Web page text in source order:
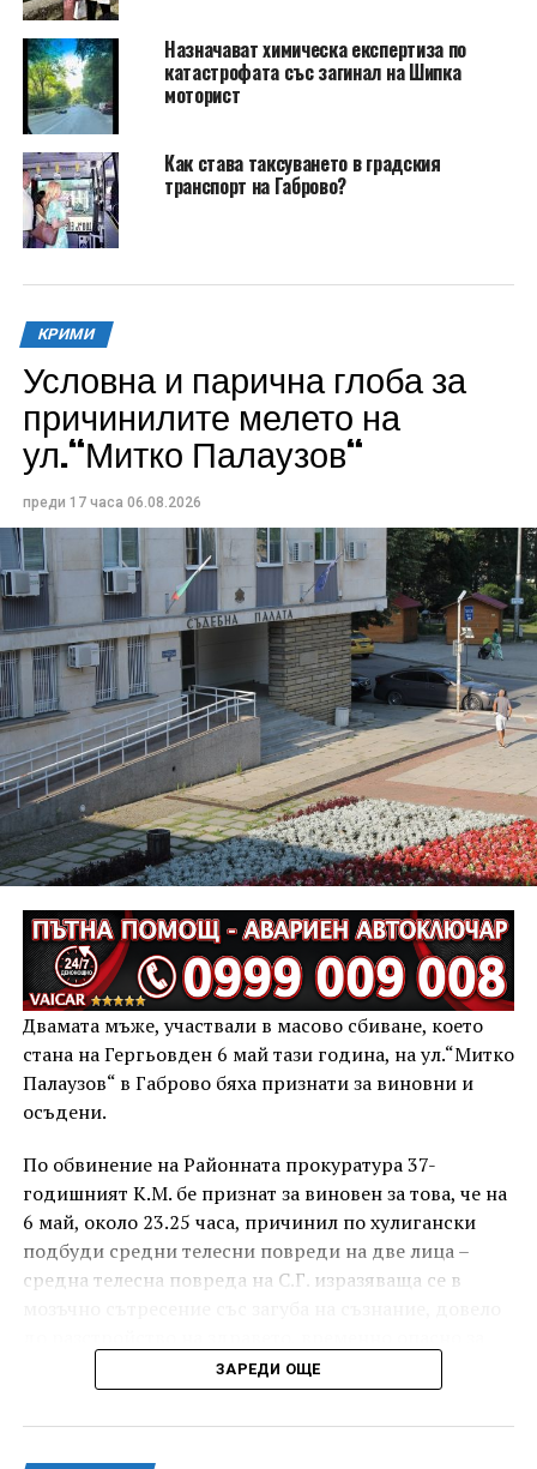
Назначават химическа експертиза по
катастрофата със загинал на Шипка
моторист
Как става таксуването в градския
транспорт на Габрово?
КРИМИ
Условна и парична глоба за
причинилите мелето на
ул.“Митко Палаузов“
преди 17 часа 06.08.2026
Двамата мъже, участвали в масово сбиване, което
стана на Гергьовден 6 май тази година, на ул.“Митко
Палаузов“ в Габрово бяха признати за виновни и
осъдени.
По обвинение на Районната прокуратура 37-
годишният К.М. бе признат за виновен за това, че на
6 май, около 23.25 часа, причинил по хулигански
подбуди средни телесни повреди на две лица –
средна телесна повреда на С.Г. изразяваща се в
живота, и лека телесна повреда на Х.С., която бе с
порезна рана на петия пръст на дясната ръка,
довела до разстройство на здравето, неопасно за
ЗАРЕДИ ОЩЕ